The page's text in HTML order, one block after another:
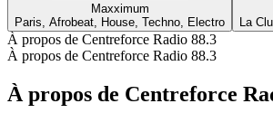
Maxximum
Paris, Afrobeat, House, Techno, Electro
La
À propos de Centreforce Radio 88.3
À propos de Centreforce Radio 88.3
À propos de Centreforce